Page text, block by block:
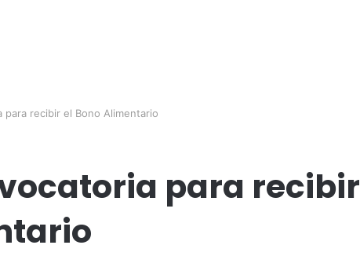
para recibir el Bono Alimentario
para recibir